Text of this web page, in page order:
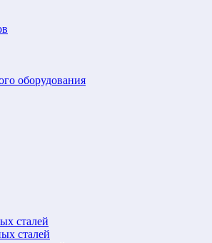
оборудования
сталей
сталей